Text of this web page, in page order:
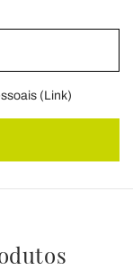
(Link)